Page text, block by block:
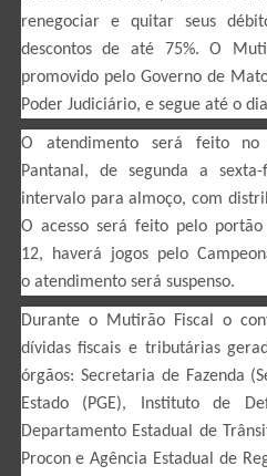
renegociar e quitar seus
descontos de até 75%. O
promovido pelo Governo de
Poder Judiciário, e segue até o
O atendimento será feito no
Pantanal, de segunda a
intervalo para almoço, com
O acesso será feito pelo
12, haverá jogos pelo
o atendimento será suspenso.
Durante o Mutirão Fiscal o
dívidas fiscais e tributárias
órgãos: Secretaria de Fazenda
Estado (PGE), Instituto de
Departamento Estadual de
Procon e Agência Estadual de